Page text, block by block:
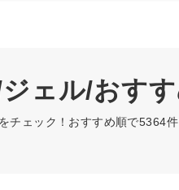
ェル/おす
チェック！おすすめ順で5364